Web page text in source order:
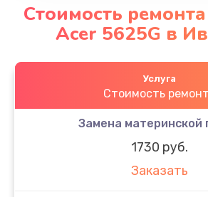
Стоимость
Acer 5625G в
Услуга
Стоимость
Замена материнской
1730 руб.
Заказать